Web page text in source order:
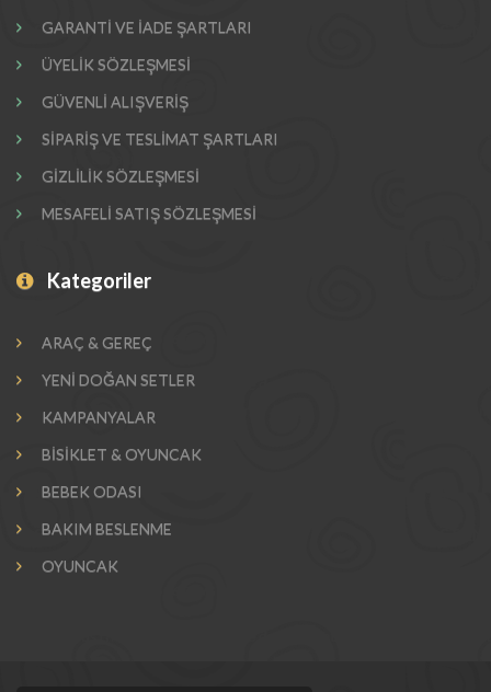
GARANTİ VE İADE ŞARTLARI
ÜYELİK SÖZLEŞMESİ
GÜVENLİ ALIŞVERİŞ
SİPARİŞ VE TESLİMAT ŞARTLARI
GİZLİLİK SÖZLEŞMESİ
MESAFELİ SATIŞ SÖZLEŞMESİ
Kategoriler
ARAÇ & GEREÇ
YENİ DOĞAN SETLER
KAMPANYALAR
BİSİKLET & OYUNCAK
BEBEK ODASI
BAKIM BESLENME
OYUNCAK